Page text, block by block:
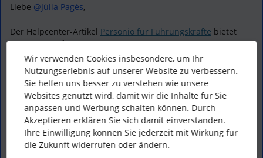
Liebe ​ @Júlia Pagès,
Der Helpcenter-Artikel Personio für Führungskräfte bietet
einen guten Überblick über die Funktionen für
Führungskräfte: Genehmigungen von Anfragen, Berichte
erstellen, Recruiting usw.)
An sich gibt es momentan keine Videos, die das neue Design
speziell für Führungskräfte darstellen. Dafür gibt es
Artikel+Videosfür Adminsundfür alle Mitarbeitende
ob Führungskraft oder nicht):
Für Admins:Personio neu gedacht: Begleiten Sie uns in eine
neue Ära der HR-Produktivität
Wir verwenden Cookies insbesondere, um Ihr
Nutzungserlebnis auf unserer Website zu verbessern.
Sie helfen uns besser zu verstehen wie unsere
Websites genutzt wird, damit wir die Inhalte für Sie
anpassen und Werbung schalten können. Durch
Akzeptieren erklären Sie sich damit einverstanden.
Ihre Einwilligung können Sie jederzeit mit Wirkung für
die Zukunft widerrufen oder ändern.